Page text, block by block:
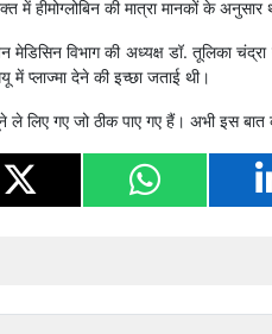
में हीमोग्लोबिन की मात्रा मानकों के
विभाग की अध्यक्ष डॉ. तूलिका
में प्लाज्मा देने की इच्छा जताई थी।
लिए गए जो ठीक पाए गए हैं। अभी इस बात